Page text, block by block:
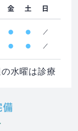
水曜は診療
備